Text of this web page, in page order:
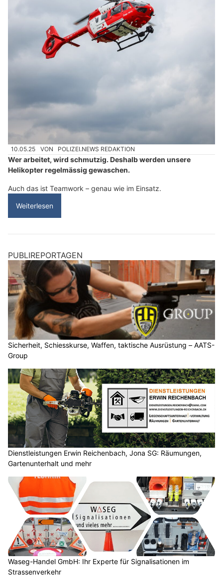
10.05.25 VON POLIZEI.NEWS REDAKTION
Wer arbeitet, wird schmutzig. Deshalb werden unsere
Helikopter regelmässig gewaschen.
Auch das ist Teamwork – genau wie im Einsatz.
Weiterlesen
PUBLIREPORTAGEN
Sicherheit, Schiesskurse, Waffen, taktische Ausrüstung – AATS-
Group
Dienstleistungen Erwin Reichenbach, Jona SG: Räumungen,
Gartenunterhalt und mehr
Waseg-Handel GmbH: Ihr Experte für Signalisationen im
Strassenverkehr